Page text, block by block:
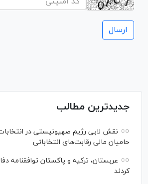
جدیدترین مطالب
نقش لابی رژیم صهیونیستی در انتخابات
حامیان مالی رقابت‌های انتخاباتی
عربستان، ترکیه و پاکستان توافقنامه
کردند